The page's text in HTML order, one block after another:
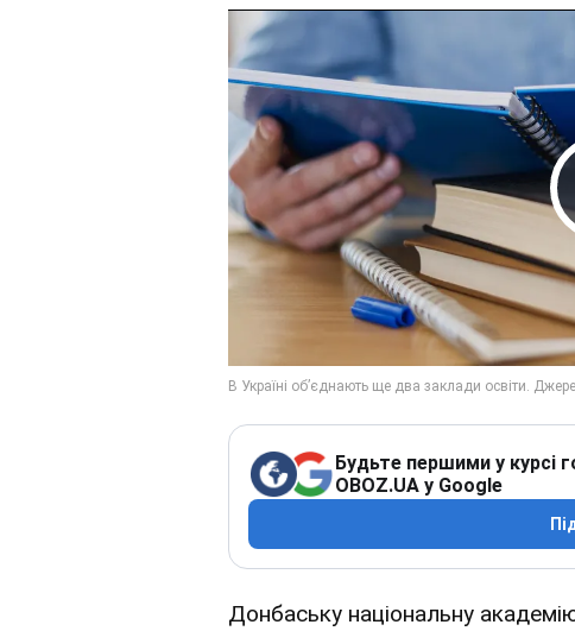
Будьте першими у курсі
OBOZ.UA у Google
Донбаську національну